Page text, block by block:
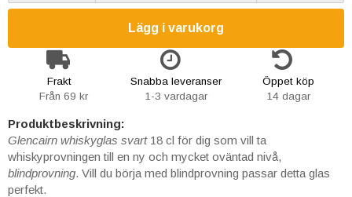
Lägg i varukorg
Frakt
Från 69 kr
Snabba leveranser
1-3 vardagar
Öppet köp
14 dagar
Produktbeskrivning:
Glencairn whiskyglas svart18 cl för dig som vill ta
whiskyprovningen till en ny och mycket oväntad nivå,
blindprovning. Vill du börja med blindprovning passar detta glas
perfekt.